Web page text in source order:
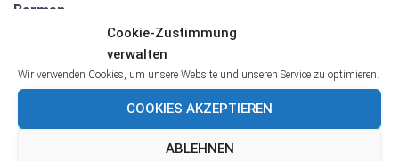
Cookie-Zustimmung
verwalten
Wir verwenden Cookies, um unsere Website und unseren Service zu optimieren.
COOKIES AKZEPTIEREN
ABLEHNEN
Barmen
Ergebnis 4:4 (2:2) Remis. Torschützen: Sascha Römer (3),
Andrey Jüdicke
Donnerstag 20.08.2020 19:30 Uhr Auswärts SG Vorhalle
Ergebnis 2:3 (1:0) Sieg. Torschützen: Thorben Torell, Kevin
Pflanz, Alexander Holthaus